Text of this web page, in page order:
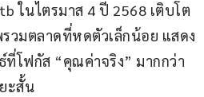
ในไตรมาส 4 ปี 2568 เติบโต
วมตลาดที่หดตัวเล็กน้อย แสดง
โฟกัส “คุณค่าจริง” มากกว่า
ะสั้น